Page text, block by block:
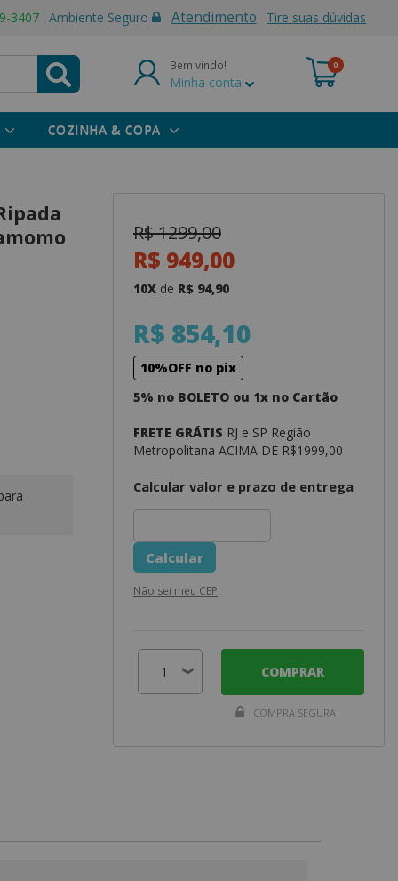
3407 Ambiente Seguro Atendimento Tire suas dúvidas
Bem vindo!
Minha conta
0
COZINHA & COPA
R$ 1299,00
R$ 949,00
10X de R$ 94,90
R$ 854,10
10%OFF no pix
5% no BOLETO ou 1x no Cartão
FRETE GRÁTIS RJ e SP Região
Metropolitana ACIMA DE R$1999,00
Calcular valor e prazo de entrega
Não sei meu CEP
COMPRAR
COMPRA SEGURA